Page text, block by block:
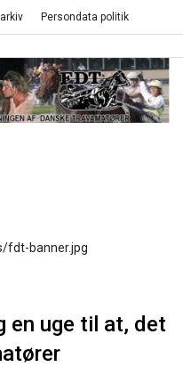
Persondata politik
fdt-banner.jpg
en uge til at, det